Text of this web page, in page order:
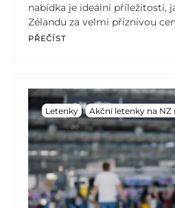
nabídka je ideální příležitostí,
Zélandu za velmi příznivou
PŘEČÍST
Letenky Akční letenky na NZ